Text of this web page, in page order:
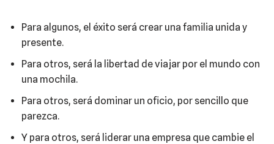
Para algunos, el éxito será crear una familia unida y
presente.
Para otros, será la libertad de viajar por el mundo con
una mochila.
Para otros, será dominar un oficio, por sencillo que
parezca.
Y para otros, será liderar una empresa que cambie el